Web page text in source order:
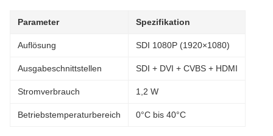
Parameter Spezifikation
Auflösung SDI 1080P (1920×1080)
Ausgabeschnittstellen SDI + DVI + CVBS + HDMI
Stromverbrauch 1,2 W
Betriebstemperaturbereich 0°C bis 40°C